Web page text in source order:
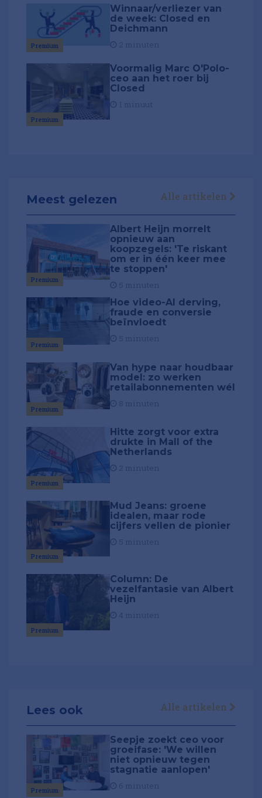
Premium
Winnaar/verliezer van
de week: Closed en
Deichmann
Premium
Voormalig Marc O'Polo-
ceo aan het roer bij
Closed
Meest gelezen Alle artikelen
Premium
Albert Heijn morrelt
opnieuw aan
koopzegels: 'Te riskant
om er in één keer mee
te stoppen'
Premium
Hoe video-AI derving,
fraude en conversie
beïnvloedt
Premium
Van hype naar houdbaar
model: zo werken
retailabonnementen wél
Premium
Hitte zorgt voor extra
drukte in Mall of the
Netherlands
Premium
Mud Jeans: groene
idealen, maar rode
cijfers vellen de pionier
Premium
Column: De
vezelfantasie van Albert
Heijn
Lees ook Alle artikelen
Premium
Seepje zoekt ceo voor
groeifase: 'We willen
niet opnieuw tegen
stagnatie aanlopen'